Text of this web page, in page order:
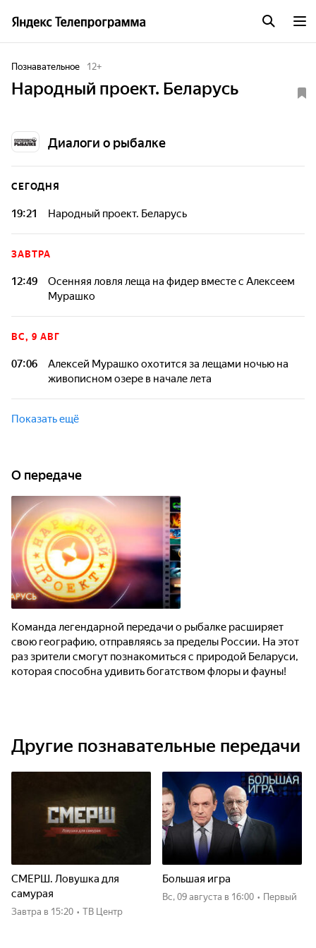
Познавательное 12+
Народный проект. Беларусь
Диалоги о рыбалке
СЕГОДНЯ
19:21 Народный проект. Беларусь
ЗАВТРА
12:49
Осенняя ловля леща на фидер вместе с Алексеем
Мурашко
Команда легендарной передачи о рыбалке расширяет
раз зрители смогут познакомиться с природой Беларуси,
ВС, 9 АВГ
07:06
Алексей Мурашко охотится за лещами ночью на
живописном озере в начале лета
Команда легендарной передачи о рыбалке расширяет
свою географию, отправляясь за пределы России. На этот
раз зрители смогут познакомиться с природой Беларуси,
Показать ещё
О передаче
Команда легендарной передачи о рыбалке расширяет
свою географию, отправляясь за пределы России. На этот
раз зрители смогут познакомиться с природой Беларуси,
которая способна удивить богатством флоры и фауны!
Другие познавательные передачи
СМЕРШ. Ловушка для
самурая
Завтра в 15:20 • ТВ Центр
Большая игра
вс, 09 августа в 16:00 • Первый